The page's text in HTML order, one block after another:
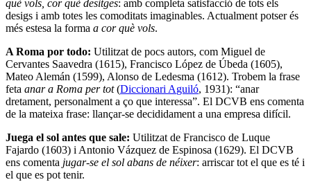
què vols, cor què desitges: amb completa satisfacció de tots els
desigs i amb totes les comoditats imaginables. Actualment potser és
més estesa la forma a cor què vols.
A Roma por todo: Utilitzat de pocs autors, com Miguel de
Cervantes Saavedra (1615), Francisco López de Úbeda (1605),
Mateo Alemán (1599), Alonso de Ledesma (1612). Trobem la frase
feta anar a Roma per tot(Diccionari Aguiló, 1931): “anar
dretament, personalment a ço que interessa”. El DCVB ens comenta
de la mateixa frase: llançar-se decididament a una empresa difícil.
Juega el sol antes que sale: Utilitzat de Francisco de Luque
Fajardo (1603) i Antonio Vázquez de Espinosa (1629). El DCVB
ens comenta jugar-se el sol abans de néixer: arriscar tot el que es té i
el que es pot tenir.